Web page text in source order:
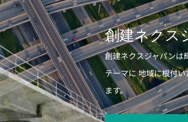
創建ネクス
創建ネクスジャパンは
テーマに 地域に根付
ます。